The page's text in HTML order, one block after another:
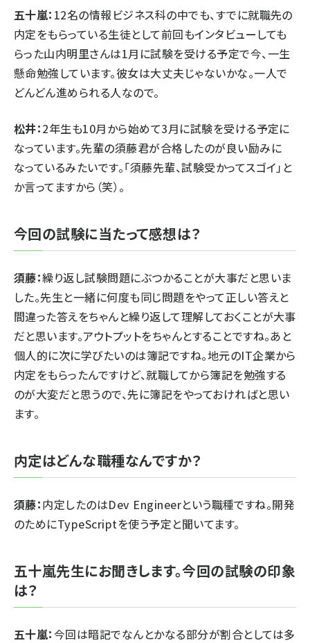
五十嵐： 12名の情報ビジネス科の中でも、すでに就職先の
内定をもらっている生徒として前回もインタビューしても
らった山内明里さんは1月に試験を受ける予定で今、一生
懸命勉強しています。彼女は大丈夫じゃないかな。一人で
どんどん進められる人なので。
松井：2年生も10月から始めて3月に試験を受ける予定に
なっています。先輩の須藤君が合格したのが良い励みに
なっているみたいです。「須藤先輩、試験受かってスゴイ」と
か言ってますから（笑）。
今回の試験に当たって感想は？
須藤：繰り返し試験問題にぶつかることが大事だと思いま
した。先生と一緒に何度も同じ問題をやって正しい答えと
間違った答えをちゃんと繰り返して理解しておくことが大事
だと思います。アウトプットをちゃんとすることですね。あと
個人的に次に学びたいのは簿記ですね。地元のIT企業から
内定をもらったんですけど、就職してから簿記を勉強する
のが大変だと思うので、先に簿記をやっておければと思い
ます。
内定はどんな職種なんですか？
須藤：内定したのはDev Engineerという職種ですね。開発
のためにTypeScriptを使う予定と聞いてます。
五十嵐先生にお聞きします。今回の試験の印象
は？
五十嵐： 今回は暗記でなんとかなる部分が割合としては多